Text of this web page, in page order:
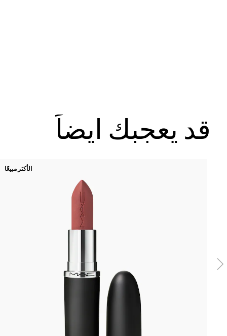
قد يعجبك ايضاً
الأكثر مبيعًا